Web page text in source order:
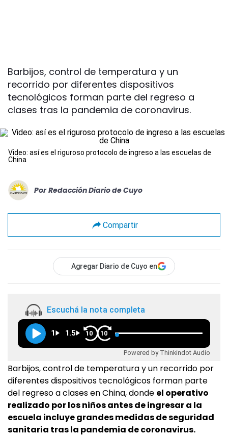
Barbijos, control de temperatura y un
recorrido por diferentes dispositivos
tecnológicos forman parte del regreso a
clases tras la pandemia de coronavirus.
Video: así es el riguroso protocolo de ingreso a las escuelas de
China
Por Redacción Diario de Cuyo
Compartir
Agregar Diario de Cuyo en
Escuchá la nota completa
1 1.5 10 10
Powered by Thinkindot Audio
Barbijos, control de temperatura y un recorrido por
diferentes dispositivos tecnológicos forman parte
del regreso a clases en China, donde el operativo
realizado por los niños antes de ingresar a la
escuela incluye grandes medidas de seguridad
sanitaria tras la pandemia de coronavirus.